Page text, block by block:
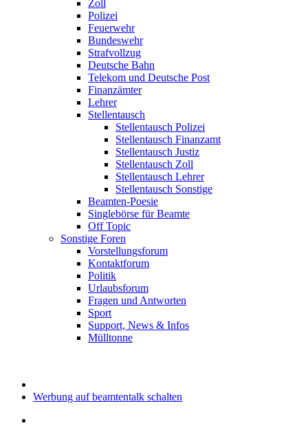
Zoll
Polizei
Feuerwehr
Bundeswehr
Strafvollzug
Deutsche Bahn
Telekom und Deutsche Post
Finanzämter
Lehrer
Stellentausch
Stellentausch Polizei
Stellentausch Finanzamt
Stellentausch Justiz
Stellentausch Zoll
Stellentausch Lehrer
Stellentausch Sonstige
Beamten-Poesie
Singlebörse für Beamte
Off Topic
Sonstige Foren
Vorstellungsforum
Kontaktforum
Politik
Urlaubsforum
Fragen und Antworten
Sport
Support, News & Infos
Mülltonne
Werbung auf beamtentalk schalten